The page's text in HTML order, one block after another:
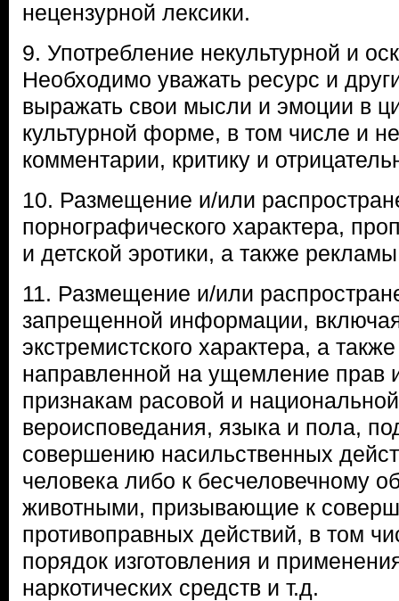
нецензурной лексики.
9. Употребление некультурной и
Необходимо уважать ресурс и
выражать свои мысли и эмоции в
культурной форме, в том числе и
комментарии, критику и
10. Размещение и/или
порнографического характера,
и детской эротики, а также
11. Размещение и/или
запрещенной информации,
экстремистского характера, а
направленной на ущемление прав
признакам расовой и
вероисповедания, языка и пола,
совершению насильственных
человека либо к бесчеловечному
животными, призывающие к
противоправных действий, в том
порядок изготовления и
наркотических средств и т.д.